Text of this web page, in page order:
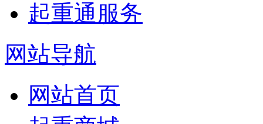
起重通服务
网站导航
网站首页